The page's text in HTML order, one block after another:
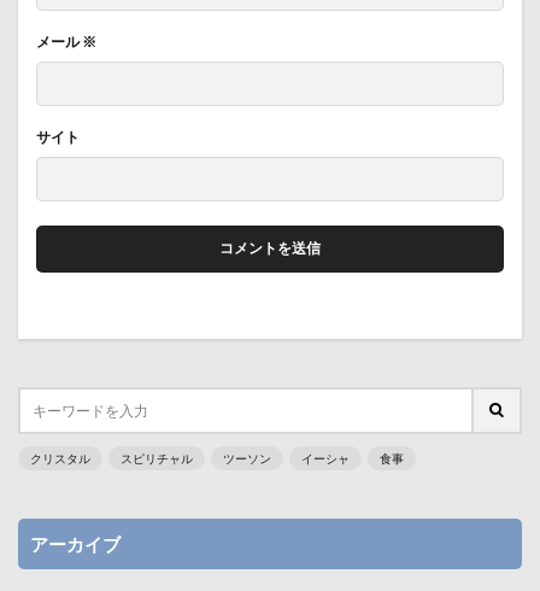
メール※
サイト
クリスタル スピリチャル ツーソン イーシャ 食事
アーカイブ